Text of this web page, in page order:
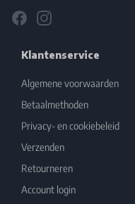
FacebookInstagram
Klantenservice
Algemene voorwaarden
Betaalmethoden
Privacy- en cookiebeleid
Verzenden
Retourneren
Account login